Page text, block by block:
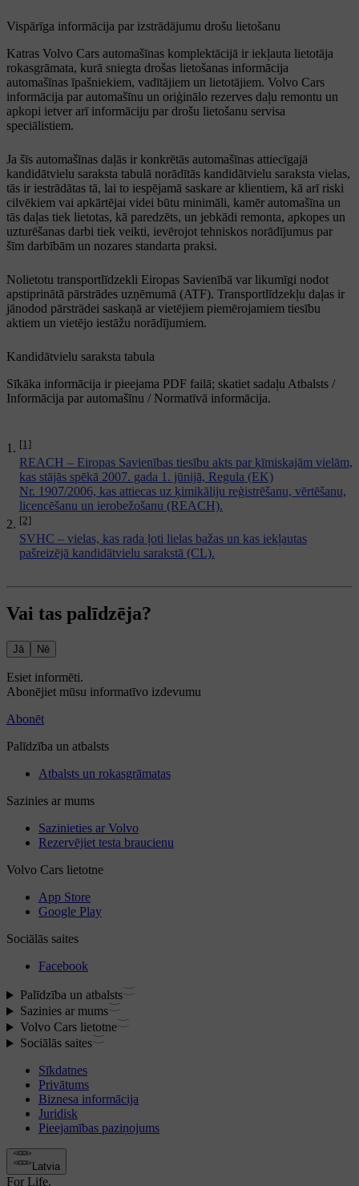
Vispārīga informācija par izstrādājumu drošu lietošanu
Katras Volvo Cars automašīnas komplektācijā ir iekļauta lietotāja
rokasgrāmata, kurā sniegta drošas lietošanas informācija
automašīnas īpašniekiem, vadītājiem un lietotājiem. Volvo Cars
informācija par automašīnu un oriģinālo rezerves daļu remontu un
apkopi ietver arī informāciju par drošu lietošanu servisa
speciālistiem.
Ja šīs automašīnas daļās ir konkrētās automašīnas attiecīgajā
kandidātvielu saraksta tabulā norādītās kandidātvielu saraksta vielas,
tās ir iestrādātas tā, lai to iespējamā saskare ar klientiem, kā arī riski
cilvēkiem vai apkārtējai videi būtu minimāli, kamēr automašīna un
tās daļas tiek lietotas, kā paredzēts, un jebkādi remonta, apkopes un
uzturēšanas darbi tiek veikti, ievērojot tehniskos norādījumus par
šīm darbībām un nozares standarta praksi.
Nolietotu transportlīdzekli Eiropas Savienībā var likumīgi nodot
apstiprinātā pārstrādes uzņēmumā (ATF). Transportlīdzekļu daļas ir
jānodod pārstrādei saskaņā ar vietējiem piemērojamiem tiesību
aktiem un vietējo iestāžu norādījumiem.
Kandidātvielu saraksta tabula
Sīkāka informācija ir pieejama PDF failā; skatiet sadaļu Atbalsts /
Informācija par automašīnu / Normatīvā informācija.
[1]
REACH – Eiropas Savienības tiesību akts par ķīmiskajām vielām,
kas stājās spēkā 2007. gada 1. jūnijā, Regula (EK)
Nr. 1907/2006, kas attiecas uz ķimikāliju reģistrēšanu, vērtēšanu,
licencēšanu un ierobežošanu (REACH).
[2]
SVHC – vielas, kas rada ļoti lielas bažas un kas iekļautas
pašreizējā kandidātvielu sarakstā (CL).
Vai tas palīdzēja?
Jā Nē